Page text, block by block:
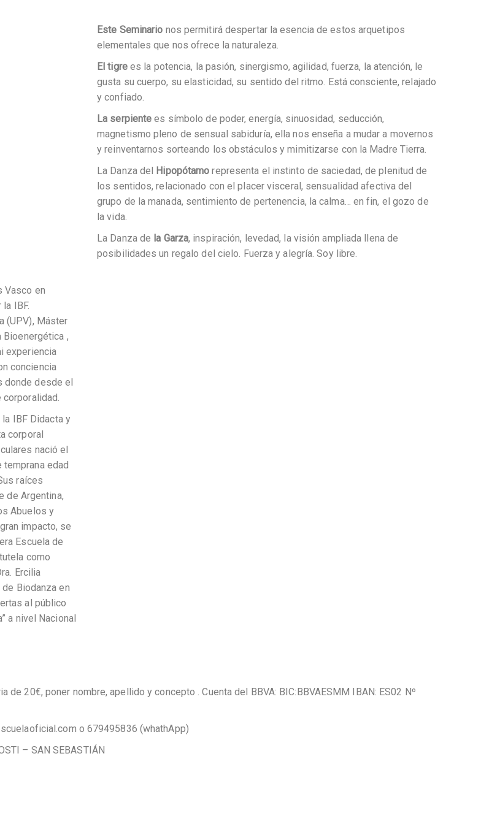
Este Seminario nos permitirá despertar la esencia de estos arquetipos
elementales que nos ofrece la naturaleza.
El tigrees la potencia, la pasión, sinergismo, agilidad, fuerza, la atención, le
gusta su cuerpo, su elasticidad, su sentido del ritmo. Está consciente, relajado
y confiado.
La serpiente es símbolo de poder, energía, sinuosidad, seducción,
magnetismo pleno de sensual sabiduría, ella nos enseña a mudar a movernos
y reinventarnos sorteando los obstáculos y mimitizarse con la Madre Tierra.
La Danza del Hipopótamo representa el instinto de saciedad, de plenitud de
los sentidos, relacionado con el placer visceral, sensualidad afectiva del
grupo de la manada, sentimiento de pertenencia, la calma… en fin, el gozo de
la vida.
La Danza de la Garza, inspiración, levedad, la visión ampliada llena de
posibilidades un regalo del cielo. Fuerza y alegría. Soy libre.
Vasco en
IBF.
(UPV), Máster
Bioenergética ,
experiencia
conciencia
donde desde el
IBF Didacta y
corporal
nació el
edad
raíces
de Argentina,
Abuelos y
impacto, se
Escuela de
como
Ercilia
Biodanza en
al público
a nivel Nacional
de 20€, poner nombre, apellido y concepto . Cuenta del BBVA: BIC:BBVAESMM IBAN: ES02 Nº
o 679495836 (whathApp)
– SAN SEBASTIÁN